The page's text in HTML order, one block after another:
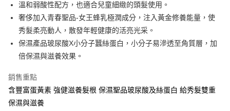
AFTEE先享後付
相關說明
【關於「AFTEE先享後付」】
AFTEE先享後付是「在收到商品之後才付款」的支付方式。 讓您購物簡單
便利好安心！
１．簡單：不需註冊會員、不需綁卡、不需儲值。
３．安心：先確認商品／服務後，再付款。
【「AFTEE先享後付」結帳流程】
１．於結帳方式選擇「AFTEE先享後付」後，將跳轉至「AFTEE先享後付」
ATM付款
全家取貨付款
溫和弱酸性配方，也適合兒童細緻的頭髮使用。
奢侈加入青春聖品-女王蜂乳極潤成分，注入黃金修養能量，使
秀髮柔亮動人，散發年輕健康的活亮光采。
保濕產品玻尿酸X小分子蠶絲蛋白，小分子易滲透至角質層，加
倍保濕與滋養效果。
銷售重點
含豐富蛋黃素 強健滋養髮根 保濕聖品玻尿酸及絲蛋白 給秀髮雙重
保濕與滋養